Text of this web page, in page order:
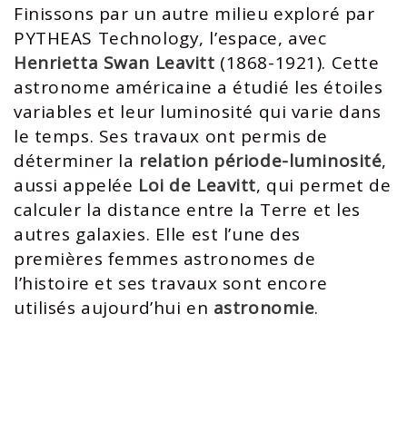
Finissons par un autre milieu exploré par
PYTHEAS Technology, l’espace, avec
Henrietta Swan Leavitt (1868-1921). Cette
astronome américaine a étudié les étoiles
variables et leur luminosité qui varie dans
le temps. Ses travaux ont permis de
déterminer la relation période-luminosité,
aussi appelée Loi de Leavitt, qui permet de
calculer la distance entre la Terre et les
autres galaxies. Elle est l’une des
premières femmes astronomes de
l’histoire et ses travaux sont encore
utilisés aujourd’hui en astronomie.